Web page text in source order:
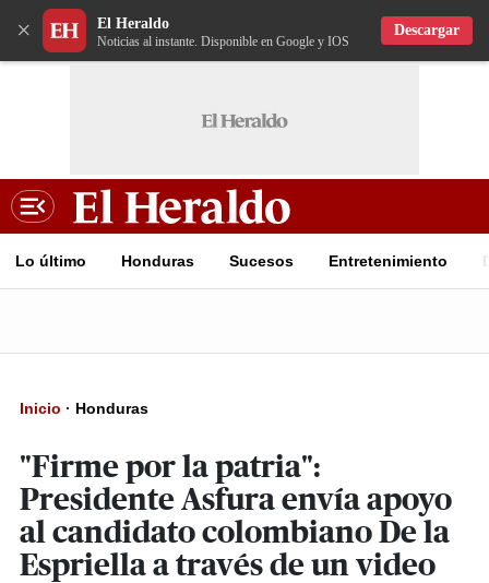
× El Heraldo
Noticias al instante. Disponible en Google y IOS
Descargar
Lo último Honduras Sucesos Entretenimiento
Inicio · Honduras
"Firme por la patria":
Presidente Asfura envía apoyo
al candidato colombiano De la
Espriella a través de un video